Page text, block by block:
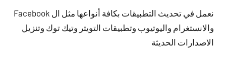
نعمل في تحديث التطبيقات بكافة أنواعها مثل ال Facebook
والانستغرام واليوتيوب وتطبيقات التويتر وتيك توك وتنزيل
الاصدارات الحديثة